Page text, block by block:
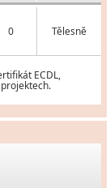
0 Tělesně
ECDL,